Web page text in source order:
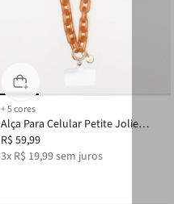
+5cores
Alça Para Celular Petite Jolie
Doce De Leite PJ20331
R$ 59,99
3x R$ 19,99sem juros